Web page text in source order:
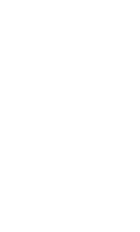
Konijn
en breiwerken naar
dan onze
perfecte finishing touch
labels voeg je niet
uitstraling toe aan je
tintje dat jouw
onderscheidt van